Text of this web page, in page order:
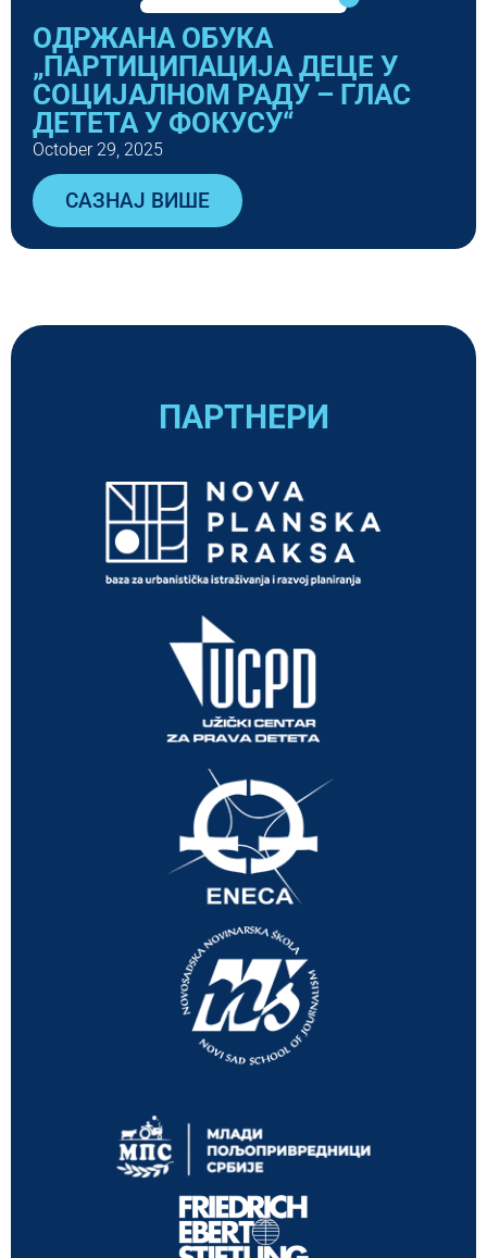
ОДРЖАНА ОБУКА
„ПАРТИЦИПАЦИЈА ДЕЦЕ У
СОЦИЈАЛНОМ РАДУ – ГЛАС
ДЕТЕТА У ФОКУСУ“
October 29, 2025
САЗНАЈ ВИШЕ
ПАРТНЕРИ